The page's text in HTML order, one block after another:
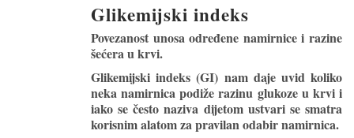
Glikemijski indeks
Povezanost unosa određene namirnice i razine
šećera u krvi.
Glikemijski indeks (GI) nam daje uvid koliko
neka namirnica podiže razinu glukoze u krvi i
iako se često naziva dijetom ustvari se smatra
korisnim alatom za pravilan odabir namirnica.